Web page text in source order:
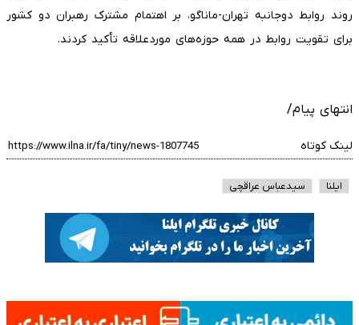
روند روابط دوجانبه تهران-ماناگو، بر اهتمام مشترک رهبران دو کشور
برای تقویت روابط در همه حوزه‌های موردعلاقه تأکید کردند.
انتهای پیام/
لینک کوتاه
ایلنا سیدعباس عراقچی